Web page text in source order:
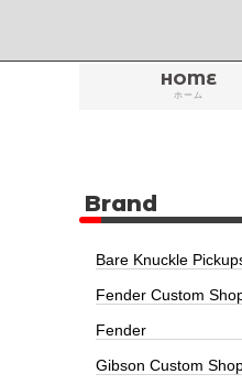
HOME
ホーム
Brand
Bare Knuckle
Fender Custom
Fender
Gibson Custom